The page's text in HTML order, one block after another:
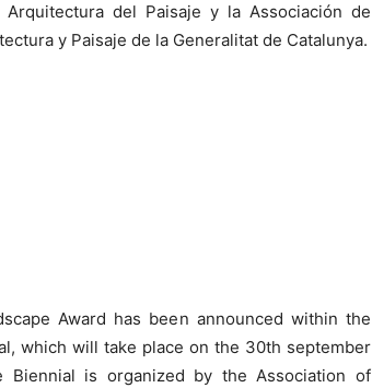
del Paisaje y la Associación de
y Paisaje de la Generalitat de Catalunya.
Award has been announced within the
which will take place on the 30th september
is organized by the Association of